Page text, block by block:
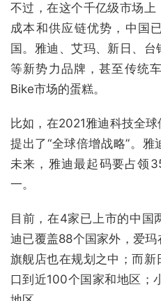
不过，在这个千亿级市场
成本和供应链优势，中国
国。雅迪、艾玛、新日、
等新势力品牌，甚至传统
Bike市场的蛋糕。
比如，在2021雅迪科技全
提出了“全球倍增战略”。雅
未来，雅迪最起码要占领
一。
目前，在4家已上市的中国
迪已覆盖88个国家外，爱
旗舰店也在规划之中；而
口到近100个国家和地区；